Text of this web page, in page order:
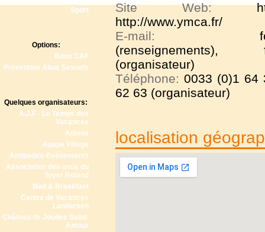
Sport
Options:
Bons CAF
Prévention Abus Sexuels
Quelques organisateurs:
A.J.F - Le Temps des
Vacances
Adonia
Agape Village
Antipodes-Evénements
Association des amis du
foyer Roland
Bed & Breakfast
Centre de Vacances
Landersen
Château de Joudes Saint-
Amour
Site Web:
http://www.ymca.fr/
E-mail:
(renseignements),
(organisateur)
Téléphone: 0033 (0)1 64
62 63 (organisateur)
localisation